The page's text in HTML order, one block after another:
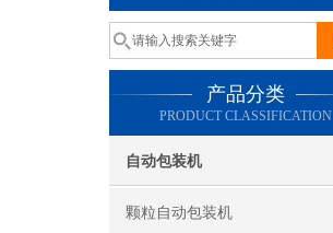
产品分类
PRODUCT CLASSIFICATION
自动包装机
颗粒自动包装机